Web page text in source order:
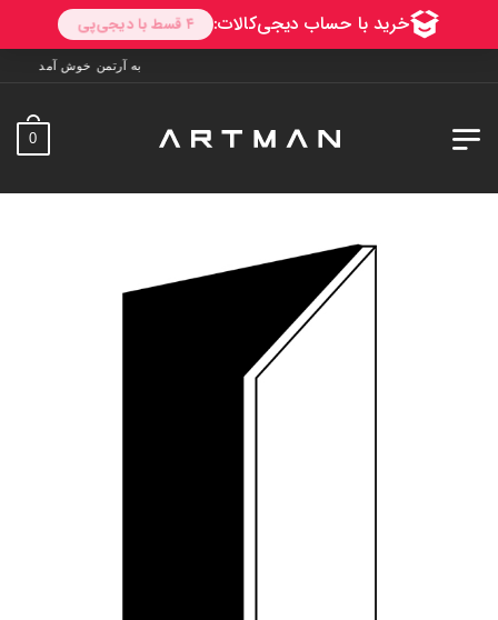
به آرتمن خوش آمدید. ارسال به سراسر ایران. 7 روز فرصت
0